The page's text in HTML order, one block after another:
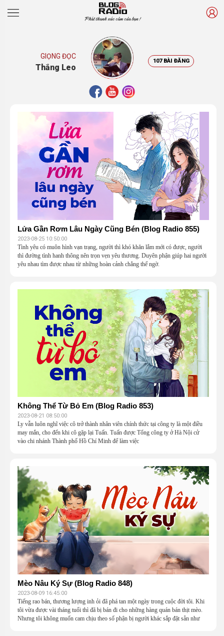
Phát thanh xúc cảm của bạn !
GIỌNG ĐỌC
Thắng Leo
107 BÀI ĐĂNG
Lửa Gần Rơm Lâu Ngày Cũng Bén (Blog Radio 855)
2023-08-25 10:50:00
Tình yêu có muôn hình vạn trạng, người thì khó khăn lắm mới có được, người
thì đường tình hanh thông nên trọn vẹn yêu thương. Duyên phận giúp hai người
yêu nhau tìm được nhau từ những hoàn cảnh chẳng thể ngờ.
Không Thể Từ Bỏ Em (Blog Radio 853)
2023-08-21 08:50:00
Ly vẫn luôn nghĩ việc cô trở thành nhân viên chính thức tại công ty là một điều
may mắn, cho đến khi cô gặp lại Tuấn. Tuấn được Tổng công ty ở Hà Nội cử
vào chi nhánh Thành phố Hồ Chí Minh để làm việc
Mèo Nâu Ký Sự (Blog Radio 848)
2023-08-09 16:45:00
Tiếng rao bán, thương lượng inh ỏi đã phá tan một ngày trong cuộc đời tôi. Khi
tôi vừa được vài tháng tuổi thì đã bị bán đi cho những hàng quán bán thịt mèo.
Nhưng tôi không muốn cam chịu theo số phận bị người khác sắp đặt sẵn như